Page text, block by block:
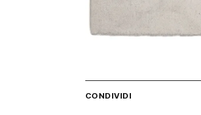
CONDIVIDI